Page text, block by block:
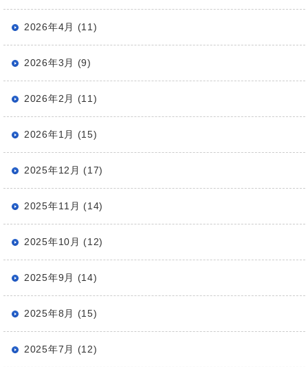
2026年4月 (11)
2026年3月 (9)
2026年2月 (11)
2026年1月 (15)
2025年12月 (17)
2025年11月 (14)
2025年10月 (12)
2025年9月 (14)
2025年8月 (15)
2025年7月 (12)